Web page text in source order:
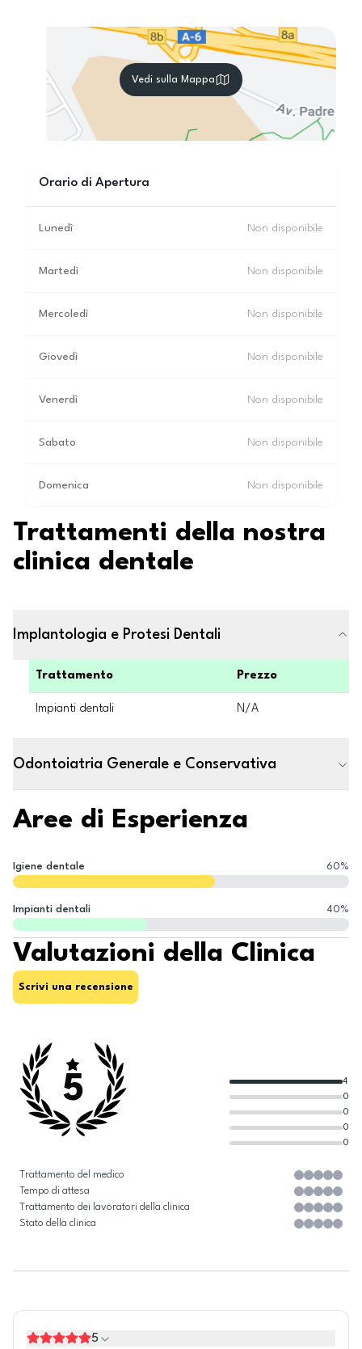
Vedi sulla Mappa
Orario di Apertura
Lunedì Non disponibile
Martedì Non disponibile
Mercoledì Non disponibile
Giovedì Non disponibile
Venerdì Non disponibile
Sabato Non disponibile
Domenica Non disponibile
Trattamenti della nostra
clinica dentale
Implantologia e Protesi Dentali
Trattamento Prezzo
Impianti dentali N/A
Odontoiatria Generale e Conservativa
Aree di Esperienza
Igiene dentale 60%
Impianti dentali 40%
Valutazioni della Clinica
Scrivi una recensione
5
0
0
0
0
4
Trattamento del medico
Tempo di attesa
Trattamento dei lavoratori della clinica
Stato della clinica
5